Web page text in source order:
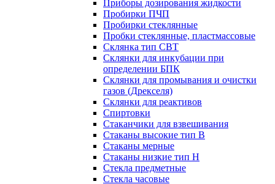
Приборы дозирования жидкости
Пробирки ПЧП
Пробирки стеклянные
Пробки стеклянные, пластмассовые
Склянка тип СВТ
Склянки для инкубации при
определении БПК
Склянки для промывания и очистки
газов (Дрекселя)
Склянки для реактивов
Спиртовки
Стаканчики для взвешивания
Стаканы высокие тип В
Стаканы мерные
Стаканы низкие тип Н
Стекла предметные
Стекла часовые